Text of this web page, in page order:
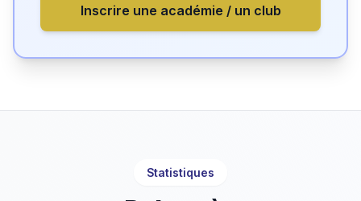
Inscrire une académie / un club
Statistiques